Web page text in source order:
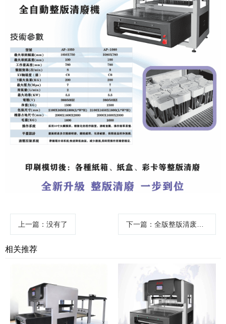
上一篇 ：没有了 下一篇 ：全版整版清废机 AP-1080
相关推荐